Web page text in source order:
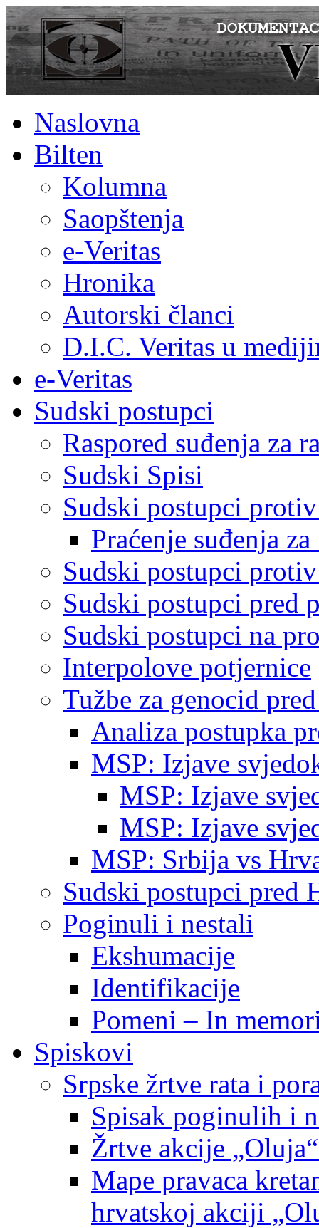
Naslovna
Bilten
Kolumna
Saopštenja
e-Veritas
Hronika
Autorski članci
D.I.C. Veritas u
e-Veritas
Sudski postupci
Raspored suđenja za
Sudski Spisi
Sudski postupci
Praćenje suđenja
Sudski postupci
Sudski postupci pred
Sudski postupci na
Interpolove potjernice
Tužbe za genocid
Analiza postupka
MSP: Izjave
MSP: Izjave
MSP: Izjave
MSP: Srbija vs
Sudski postupci pred
Poginuli i nestali
Ekshumacije
Identifikacije
Pomeni – In
Spiskovi
Srpske žrtve rata i
Spisak poginulih i
Žrtve akcije
Mape pravaca
hrvatskoj akciji